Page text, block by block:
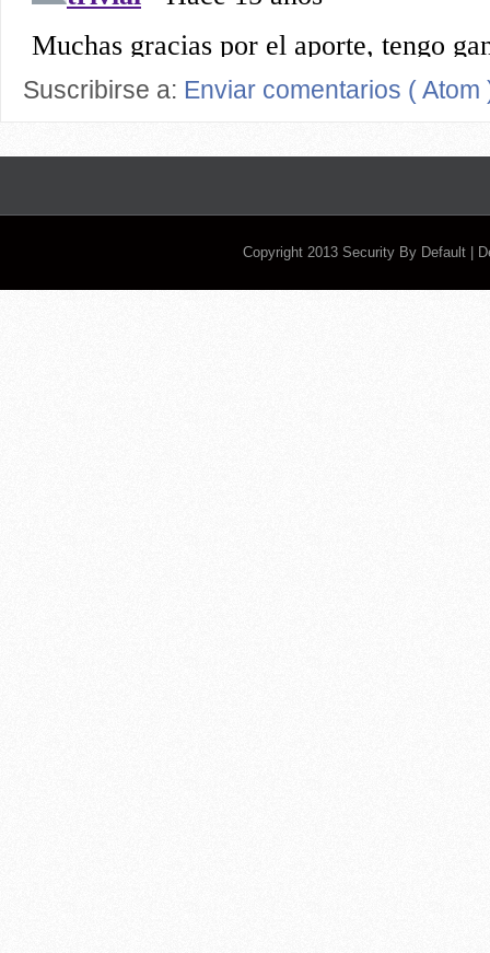
Suscribirse a: Enviar comentarios ( Atom
Copyright 2013 Security By Default |